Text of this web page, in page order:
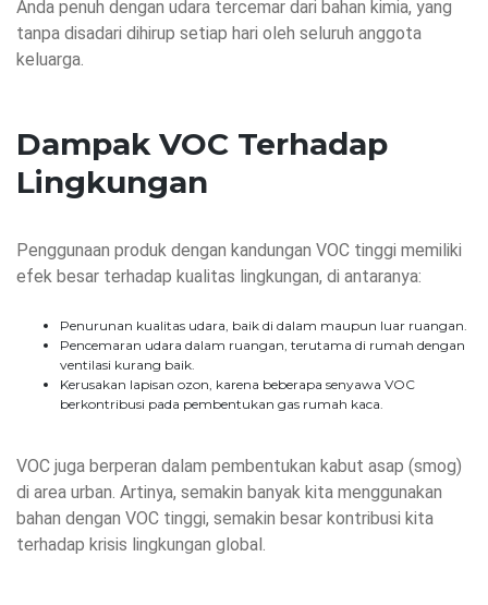
Anda penuh dengan udara tercemar dari bahan kimia, yang
tanpa disadari dihirup setiap hari oleh seluruh anggota
keluarga.
Dampak VOC Terhadap
Lingkungan
Penggunaan produk dengan kandungan VOC tinggi memiliki
efek besar terhadap kualitas lingkungan, di antaranya:
Penurunan kualitas udara , baik di dalam maupun luar ruangan.
Pencemaran udara dalam ruangan , terutama di rumah dengan
ventilasi kurang baik.
Kerusakan lapisan ozon , karena beberapa senyawa VOC
berkontribusi pada pembentukan gas rumah kaca.
VOC juga berperan dalam pembentukan kabut asap (smog)
di area urban. Artinya, semakin banyak kita menggunakan
bahan dengan VOC tinggi, semakin besar kontribusi kita
terhadap krisis lingkungan global